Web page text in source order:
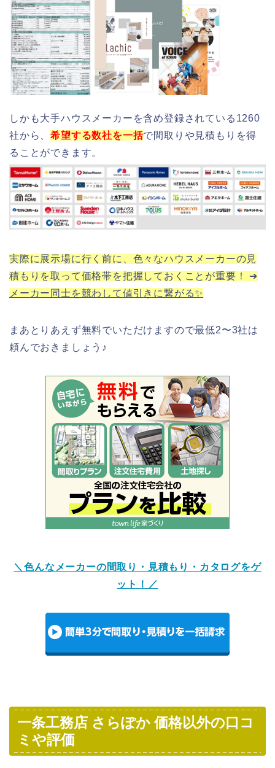
しかも大手ハウスメーカーを含め登録されている1260
社から、希望する数社を一括で間取りや見積もりを得
ることができます。
実際に展示場に行く前に、色々なハウスメーカーの見
積もりを取って価格帯を把握しておくことが重要！ ➔
メーカー同士を競わして値引きに繋がる✨
まあとりあえず無料でいただけますので最低2〜3社は
頼んでおきましょう♪
＼色んなメーカーの間取り・見積もり・カタログをゲ
ット！／
一条工務店 さらぽか 価格以外の口コ
ミや評価